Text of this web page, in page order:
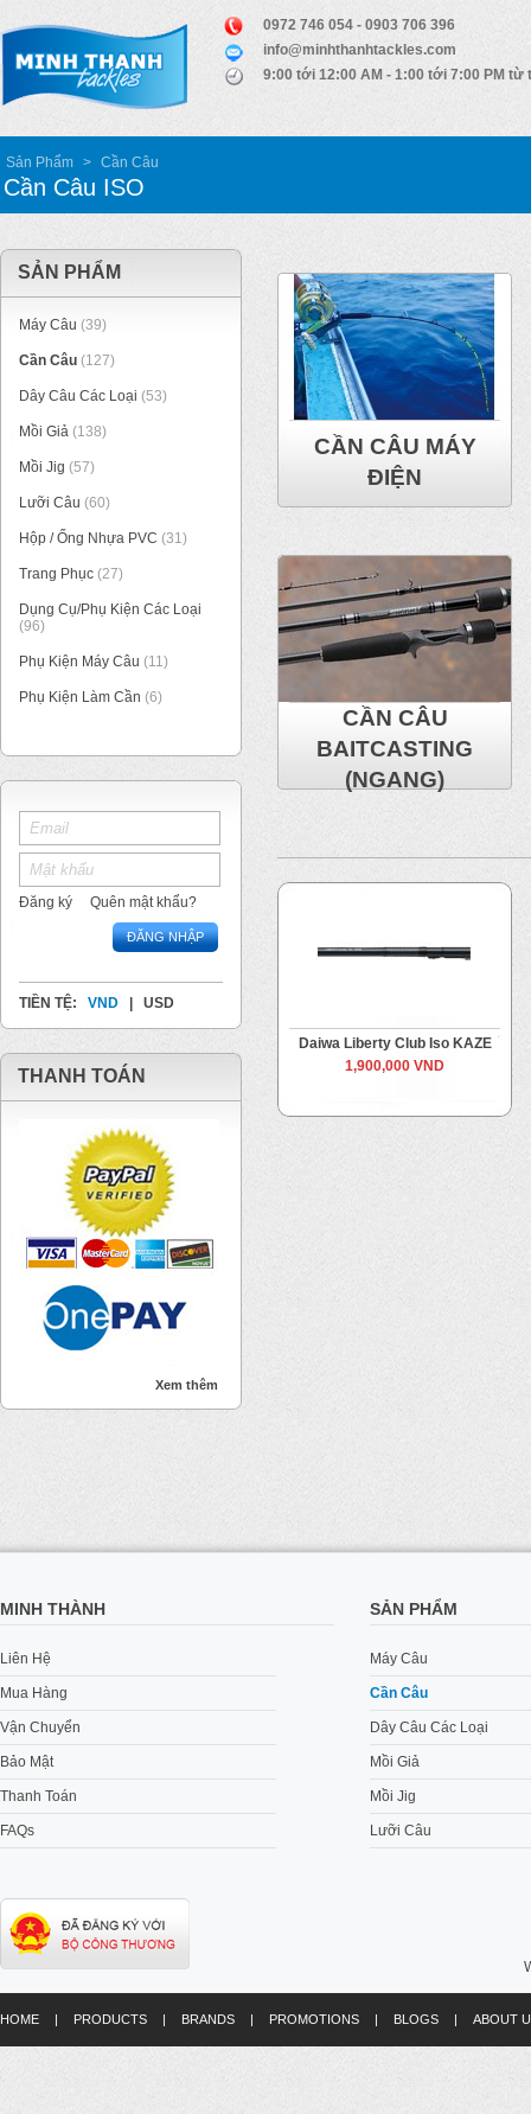
0972 746 054 - 0903 706 396
info@minhthanhtackles.com
9:00 tới 12:00 AM - 1:00 tới 7:00 PM từ
Sản Phẩm > Cần Câu
Cần Câu ISO
SẢN PHẨM
Máy Câu (39)
Cần Câu (127)
Dây Câu Các Loại (53)
Mồi Giả (138)
Mồi Jig (57)
Lưỡi Câu (60)
Hộp / Ống Nhựa PVC (31)
Trang Phục (27)
Dụng Cụ/Phụ Kiện Các Loại
(96)
Phụ Kiện Máy Câu (11)
Phụ Kiện Làm Cần (6)
Đăng ký Quên mật khẩu?
ĐĂNG NHẬP
TIỀN TỆ: VND USD
THANH TOÁN
Xem thêm
CẦN CÂU MÁY
ĐIỆN
CẦN CÂU
BAITCASTING
(NGANG)
Daiwa Liberty Club Iso KAZE
1,900,000 VND
MINH THÀNH
Liên Hệ
Mua Hàng
Vận Chuyển
Bảo Mật
Thanh Toán
FAQs
SẢN PHẨM
Máy Câu
Cần Câu
Dây Câu Các Loại
Mồi Giả
Mồi Jig
Lưỡi Câu
HOME | PRODUCTS | BRANDS | PROMOTIONS | BLOGS | ABOUT